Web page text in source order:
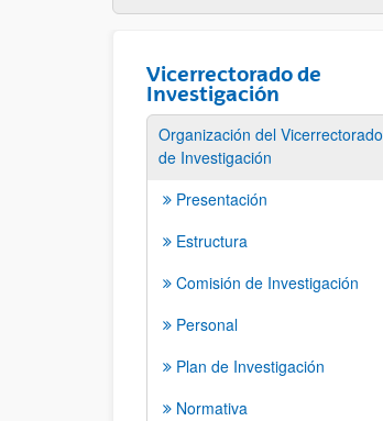
Vicerrectorado de
Investigación
Organización del Vicerrectorado
de Investigación
Presentación
Estructura
Comisión de Investigación
Personal
Plan de Investigación
Normativa